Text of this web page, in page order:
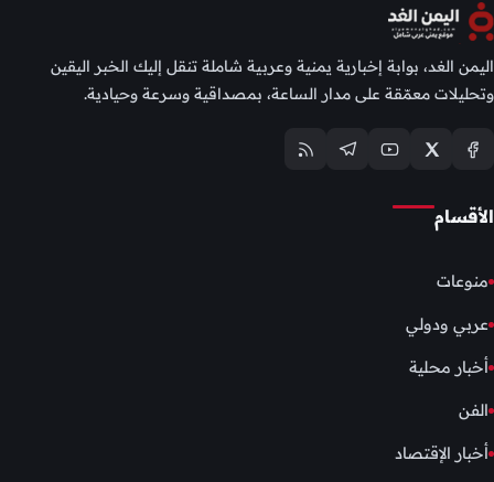
اليمن الغد، بوابة إخبارية يمنية وعربية شاملة تنقل إليك الخبر اليقين
وتحليلات معمّقة على مدار الساعة، بمصداقية وسرعة وحيادية.
الأقسام
منوعات
عربي ودولي
أخبار محلية
الفن
أخبار الإقتصاد